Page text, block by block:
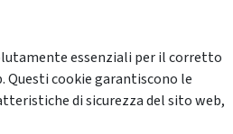
essenziali per il corretto
cookie garantiscono le
di sicurezza del sito web,